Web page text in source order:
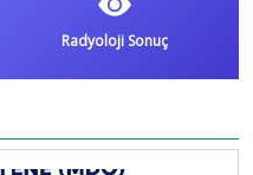
Radyoloji Sonuç